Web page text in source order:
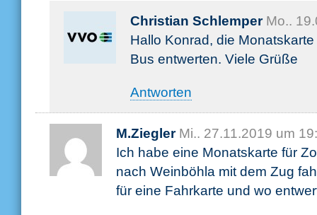
Christian Schlemper Mo..
Hallo Konrad, die
Bus entwerten. Viele Grüße
Antworten
M.Ziegler Mi.. 27.11.2019 um
Ich habe eine Monatskarte für
nach Weinböhla mit dem Zug
für eine Fahrkarte und wo